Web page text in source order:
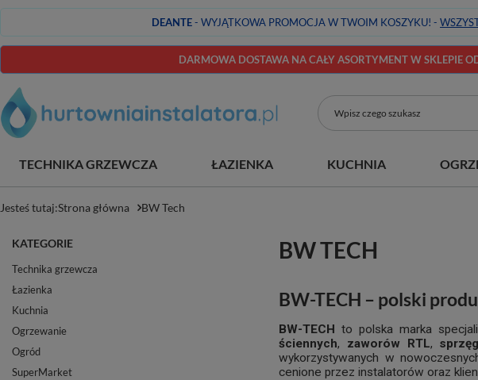
DEANTE- WYJĄTKOWA PROMOCJA W TWOIM KOSZYKU! -
DARMOWA DOSTAWA NA CAŁY ASORTYMENT W SKLEPIE
TECHNIKA GRZEWCZA ŁAZIENKA KUCHNIA
Jesteś tutaj:Strona główna BW Tech
KATEGORIE
Technika grzewcza
Łazienka
Kuchnia
Ogrzewanie
Ogród
SuperMarket
BW TECH
BW-TECH – polski
BW-TECH to polska marka
ściennych, zaworów RTL,
wykorzystywanych w
cenione przez instalatorów oraz